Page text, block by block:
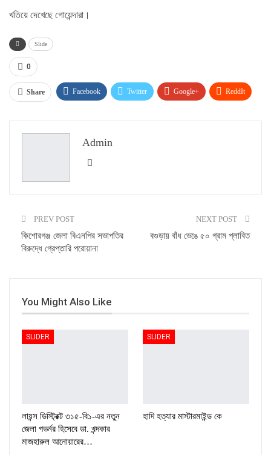
খতিয়ে দেখেছে গোয়েন্দারা।
Slide
0
Share Facebook Twitter Google+ ReddIt
Admin
PREV POST
কিশোরগঞ্জ জেলা বিএনপির সভাপতির
বিরুদ্ধে গ্রেপ্তারি পরোয়ানা
NEXT POST
বগুড়ায় বাঁধ ভেঙে ৫০ গ্রাম প্লাবিত
You Might Also Like
SLIDER
লায়ন্স ডিস্ট্রিক্ট ৩১৫-বি১-এর নতুন
জেলা গভর্নর হিসেবে ডা. খন্দকার
মাজহারুল আনোয়ারের…
SLIDER
হাদি হত্যার মাস্টারমাইন্ড কে